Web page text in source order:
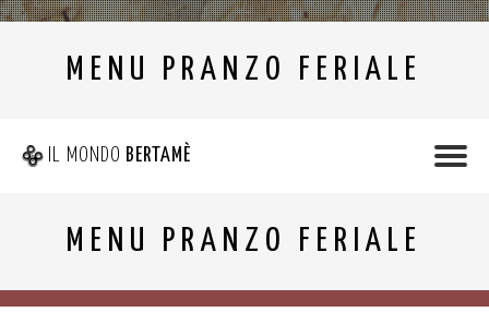
MENU PRANZO FERIALE
IL MONDO BERTAMÈ
MENU PRANZO FERIALE